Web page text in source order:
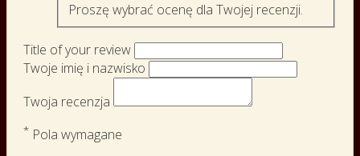
Proszę wybrać ocenę dla Twojej recenzji.
Title of your review
Twoje imię i nazwisko
Twoja recenzja
* Pola wymagane